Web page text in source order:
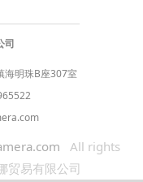
司
海明珠B座307室
All rights
贸易有限公司